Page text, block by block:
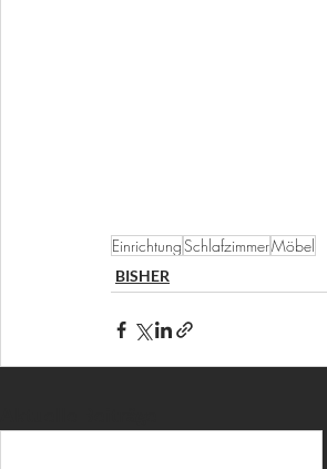
EinrichtungSchlafzimmerMöbel
BISHER